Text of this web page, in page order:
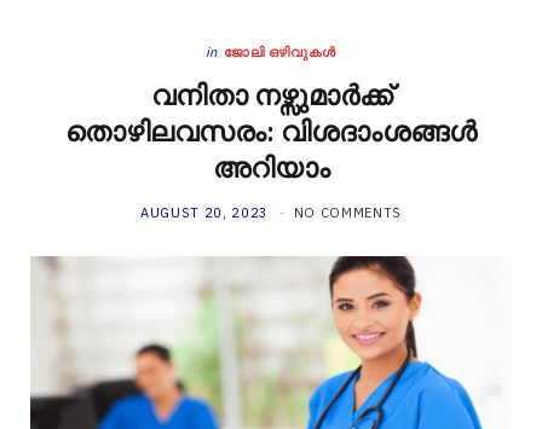
in ജോലി ഒഴിവുകൾ
വനിതാ നഴ്സുമാർക്ക്
തൊഴിലവസരം: വിശദാംശങ്ങൾ
അറിയാം
AUGUST 20, 2023 NO COMMENTS